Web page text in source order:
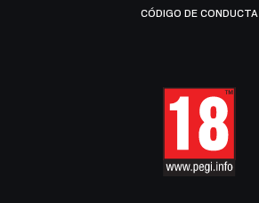
CÓDIGO DE CONDUCTA